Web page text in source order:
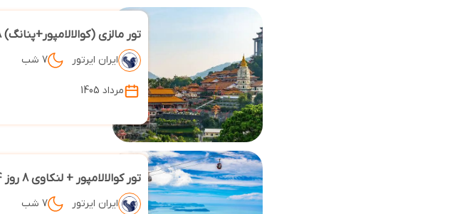
تور مالزی (کوالالامپور+پنانگ) 8 روز 31 مرداد
ایران ایرتور 7 شب
مرداد 1405
تور کوالالامپور + لنکاوی 8 روز 24 مرداد
ایران ایرتور 7 شب